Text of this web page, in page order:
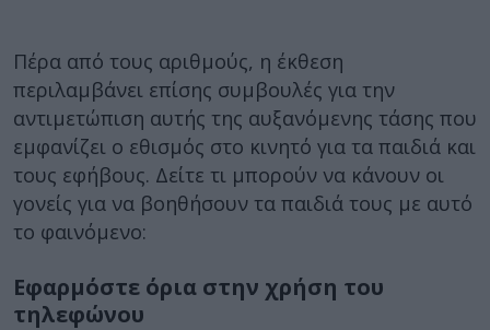
Πέρα από τους αριθμούς, η έκθεση
περιλαμβάνει επίσης συμβουλές για την
αντιμετώπιση αυτής της αυξανόμενης τάσης που
εμφανίζει ο εθισμός στο κινητό για τα παιδιά και
τους εφήβους. Δείτε τι μπορούν να κάνουν οι
γονείς για να βοηθήσουν τα παιδιά τους με αυτό
το φαινόμενο:
Εφαρμόστε όρια στην χρήση του
τηλεφώνου